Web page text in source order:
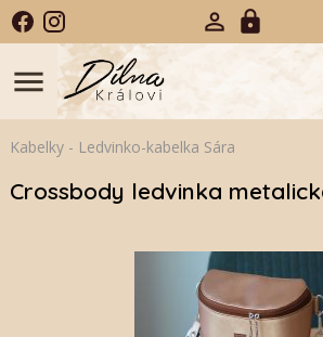
menu
Kabelky- Ledvinko-kabelka Sára
Crossbody ledvinka